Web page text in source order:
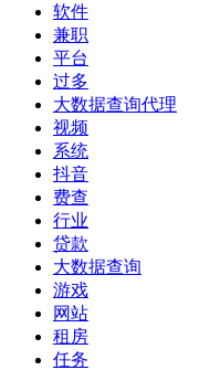
软件
兼职
平台
过多
大数据查询代理
视频
系统
抖音
费查
行业
贷款
大数据查询
游戏
网站
租房
任务